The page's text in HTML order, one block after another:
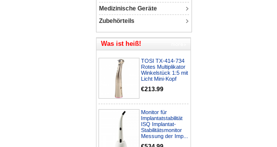
Medizinische Geräte
Zubehörteils
Was ist heiß!
TOSI TX-414-734
Rotes Multiplikator
Winkelstück 1:5 mit
Licht Mini-Kopf
€213.99
Monitor für
Implantatstabilität
ISQ Implantat-
Stabilitätsmonitor
Messung der Imp...